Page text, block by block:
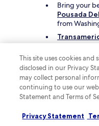
Bring your
Pousada
from
pet-friendly
Keep
This site uses cookies
disclosed in our Privacy
may collect personal
continuing to use our
Statement and Terms of
Privacy Statement